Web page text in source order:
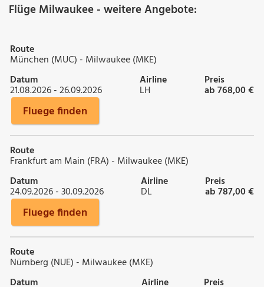
Flüge Milwaukee - weitere Angebote:
Route
München (MUC) - Milwaukee (MKE)
Datum
21.08.2026 - 26.09.2026
Airline
LH
Preis
ab 768,00 €
Fluege finden
Route
Frankfurt am Main (FRA) - Milwaukee (MKE)
Datum
24.09.2026 - 30.09.2026
Airline
DL
Preis
ab 787,00 €
Fluege finden
Route
Nürnberg (NUE) - Milwaukee (MKE)
Datum
Airline Preis